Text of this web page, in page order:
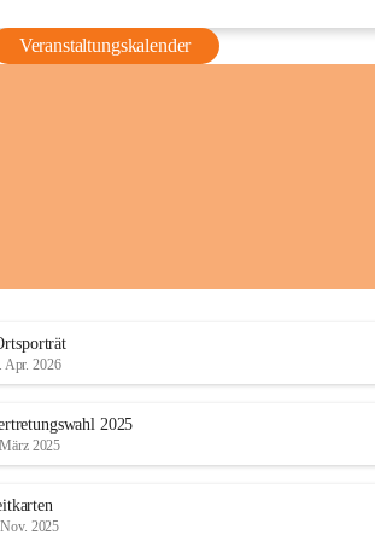
Veranstaltungskalender
Apr. 2026
2025
2025
2025